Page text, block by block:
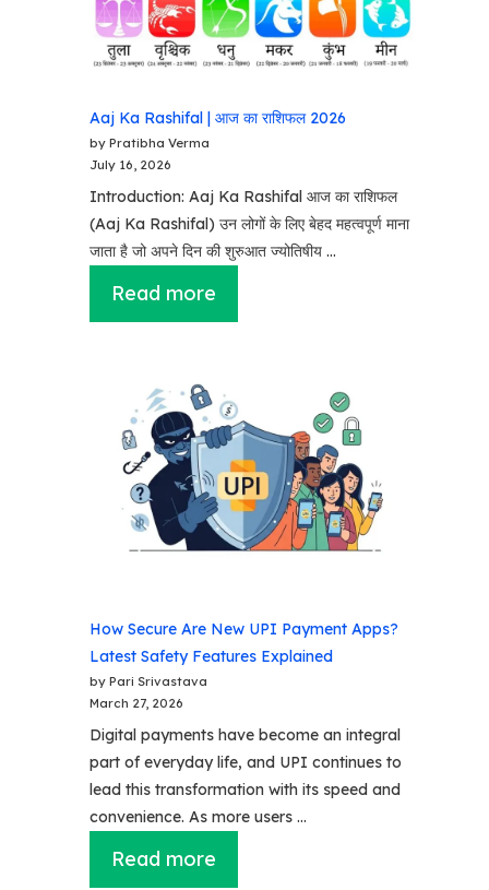
Aaj Ka Rashifal | आज का राशिफल 2026
by Pratibha Verma
July 16, 2026
Introduction: Aaj Ka Rashifal आज का राशिफल
(Aaj Ka Rashifal) उन लोगों के लिए बेहद महत्वपूर्ण माना
जाता है जो अपने दिन की शुरुआत ज्योतिषीय …
Read more
How Secure Are New UPI Payment Apps?
Latest Safety Features Explained
by Pari Srivastava
March 27, 2026
Digital payments have become an integral
part of everyday life, and UPI continues to
lead this transformation with its speed and
convenience. As more users …
Read more